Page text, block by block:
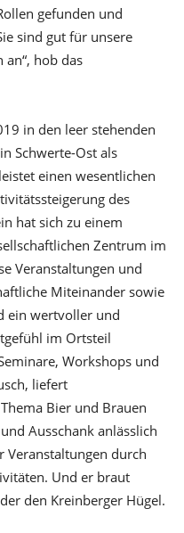
gefunden und
sind gut für unsere
hob das
in den leer stehenden
Schwerte-Ost als
einen wesentlichen
des
hat sich zu einem
Zentrum im
Veranstaltungen und
Miteinander sowie
ein wertvoller und
im Ortsteil
Workshops und
liefert
Bier und Brauen
Ausschank anlässlich
durch
Und er braut
den Kreinberger Hügel.